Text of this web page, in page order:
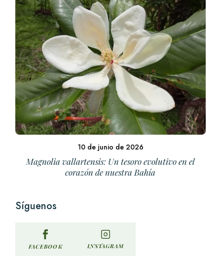
10 de junio de 2026
Magnolia vallartensis: Un tesoro evolutivo en el
corazón de nuestra Bahía
Síguenos
FACEBOOK INSTAGRAM